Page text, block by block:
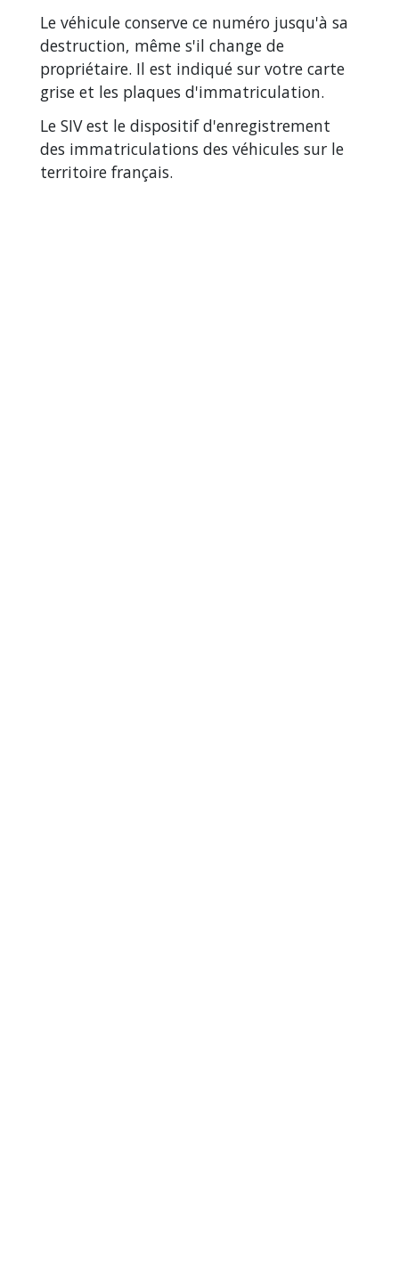
Le véhicule conserve ce numéro jusqu'à sa
destruction, même s'il change de
propriétaire. Il est indiqué sur votre carte
grise et les plaques d'immatriculation.
Le SIV est le dispositif d'enregistrement
des immatriculations des véhicules sur le
territoire français.